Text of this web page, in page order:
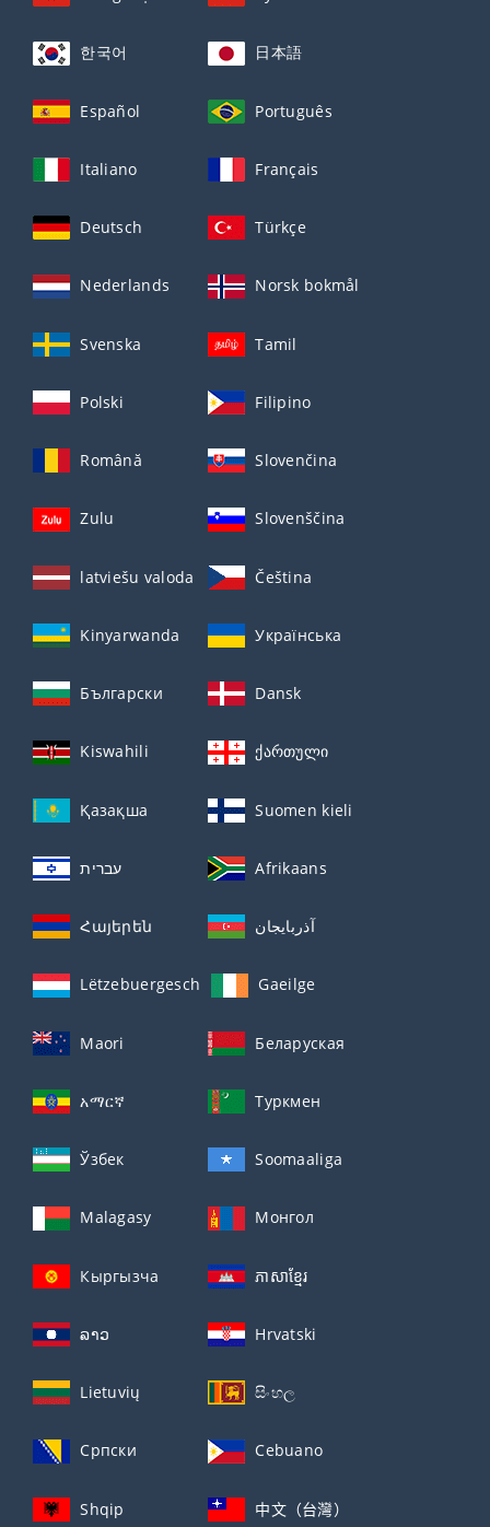
한국어 日本語
Español Português
Italiano Français
Deutsch Türkçe
Nederlands Norsk bokmål
Svenska Tamil
Polski Filipino
Română Slovenčina
Zulu Slovenščina
latviešu valoda Čeština
Kinyarwanda Українська
Български Dansk
Kiswahili ქართული
Қазақша Suomen kieli
עברית Afrikaans
Հայերեն آذربايجان
Lëtzebuergesch Gaeilge
Maori Беларуская
አማርኛ Туркмен
Ўзбек Soomaaliga
Malagasy Монгол
Кыргызча ភាសាខ្មែរ
ລາວ Hrvatski
Lietuvių සිංහල
Српски Cebuano
Shqip 中文（台灣）